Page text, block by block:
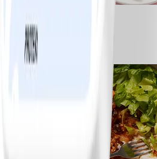
Bananpannkakor
5 MIN